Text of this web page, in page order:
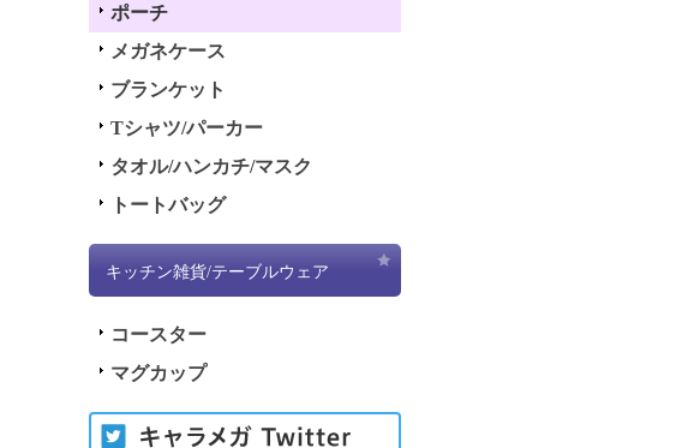
ポーチ
メガネケース
ブランケット
Tシャツ/パーカー
タオル/ハンカチ/マスク
トートバッグ
キッチン雑貨/テーブルウェア
コースター
マグカップ